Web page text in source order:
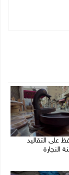
على التقاليد
النجارة